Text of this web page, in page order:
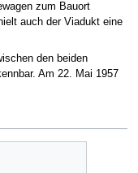
zum Bauort
auch der Viadukt eine
den beiden
Am 22. Mai 1957